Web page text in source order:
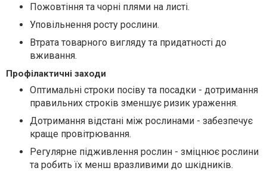
Пожовтіння та чорні плями на листі.
Уповільнення росту рослини.
Втрата товарного вигляду та придатності до
вживання.
Профілактичні заходи
Оптимальні строки посіву та посадки - дотримання
правильних строків зменшує ризик ураження.
Дотримання відстані між рослинами - забезпечує
краще провітрювання.
Регулярне підживлення рослин - зміцнює рослини
та робить їх менш вразливими до шкідників.